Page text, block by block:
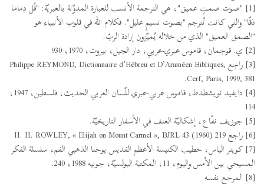
[1] "صوت صمتٍ عميق"، هي الترجمة الأنسب للعبارة المدوّنة بالعبريّة: "قُل دِماما
دَقّا" والتي كانت تُترجم "بصوت نسيمٍ عليل". فكلام الله في قلوب الأنبياء هو
"الصمق العميق" الذي من خلاله يُميّزون إرادة الربّ.
[2] ي. قوجمان، قاموس عبري-عربي، دار الجيل، بيروت، 1970، 930
[3] راجع Philippe REYMOND, Dictionnaire d’Hébreu et D’Araméen Bibliques,
Cerf, Paris, 1999, 381.
[4] دايفيد نويشطدط، قاموس عربي-عبري للّسان العربي الحديث، فلسطين، 1947،
114
[5] جوزيف نفّاع، إشكاليّة العنف في الأسفار التاريخيّة.
[6] راجع H. H. ROWLEY, « Elijah on Mount Carmel », BJRL 43 (1960) 219
[7] كويتر الياس، خطيب الكنيسة الأعظم القديس يوحنا الذهبي الفم، سلسلة الفكر
المسيحي بين الأمس واليوم، 11، المكتبة البولسيّة، جونيه 1988، 240.
[8] المرجع نفسه